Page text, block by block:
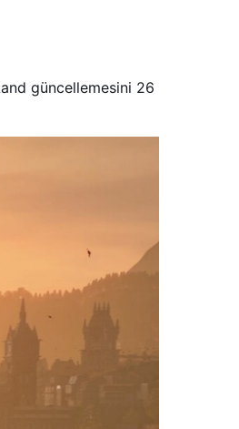
güncellemesini 26